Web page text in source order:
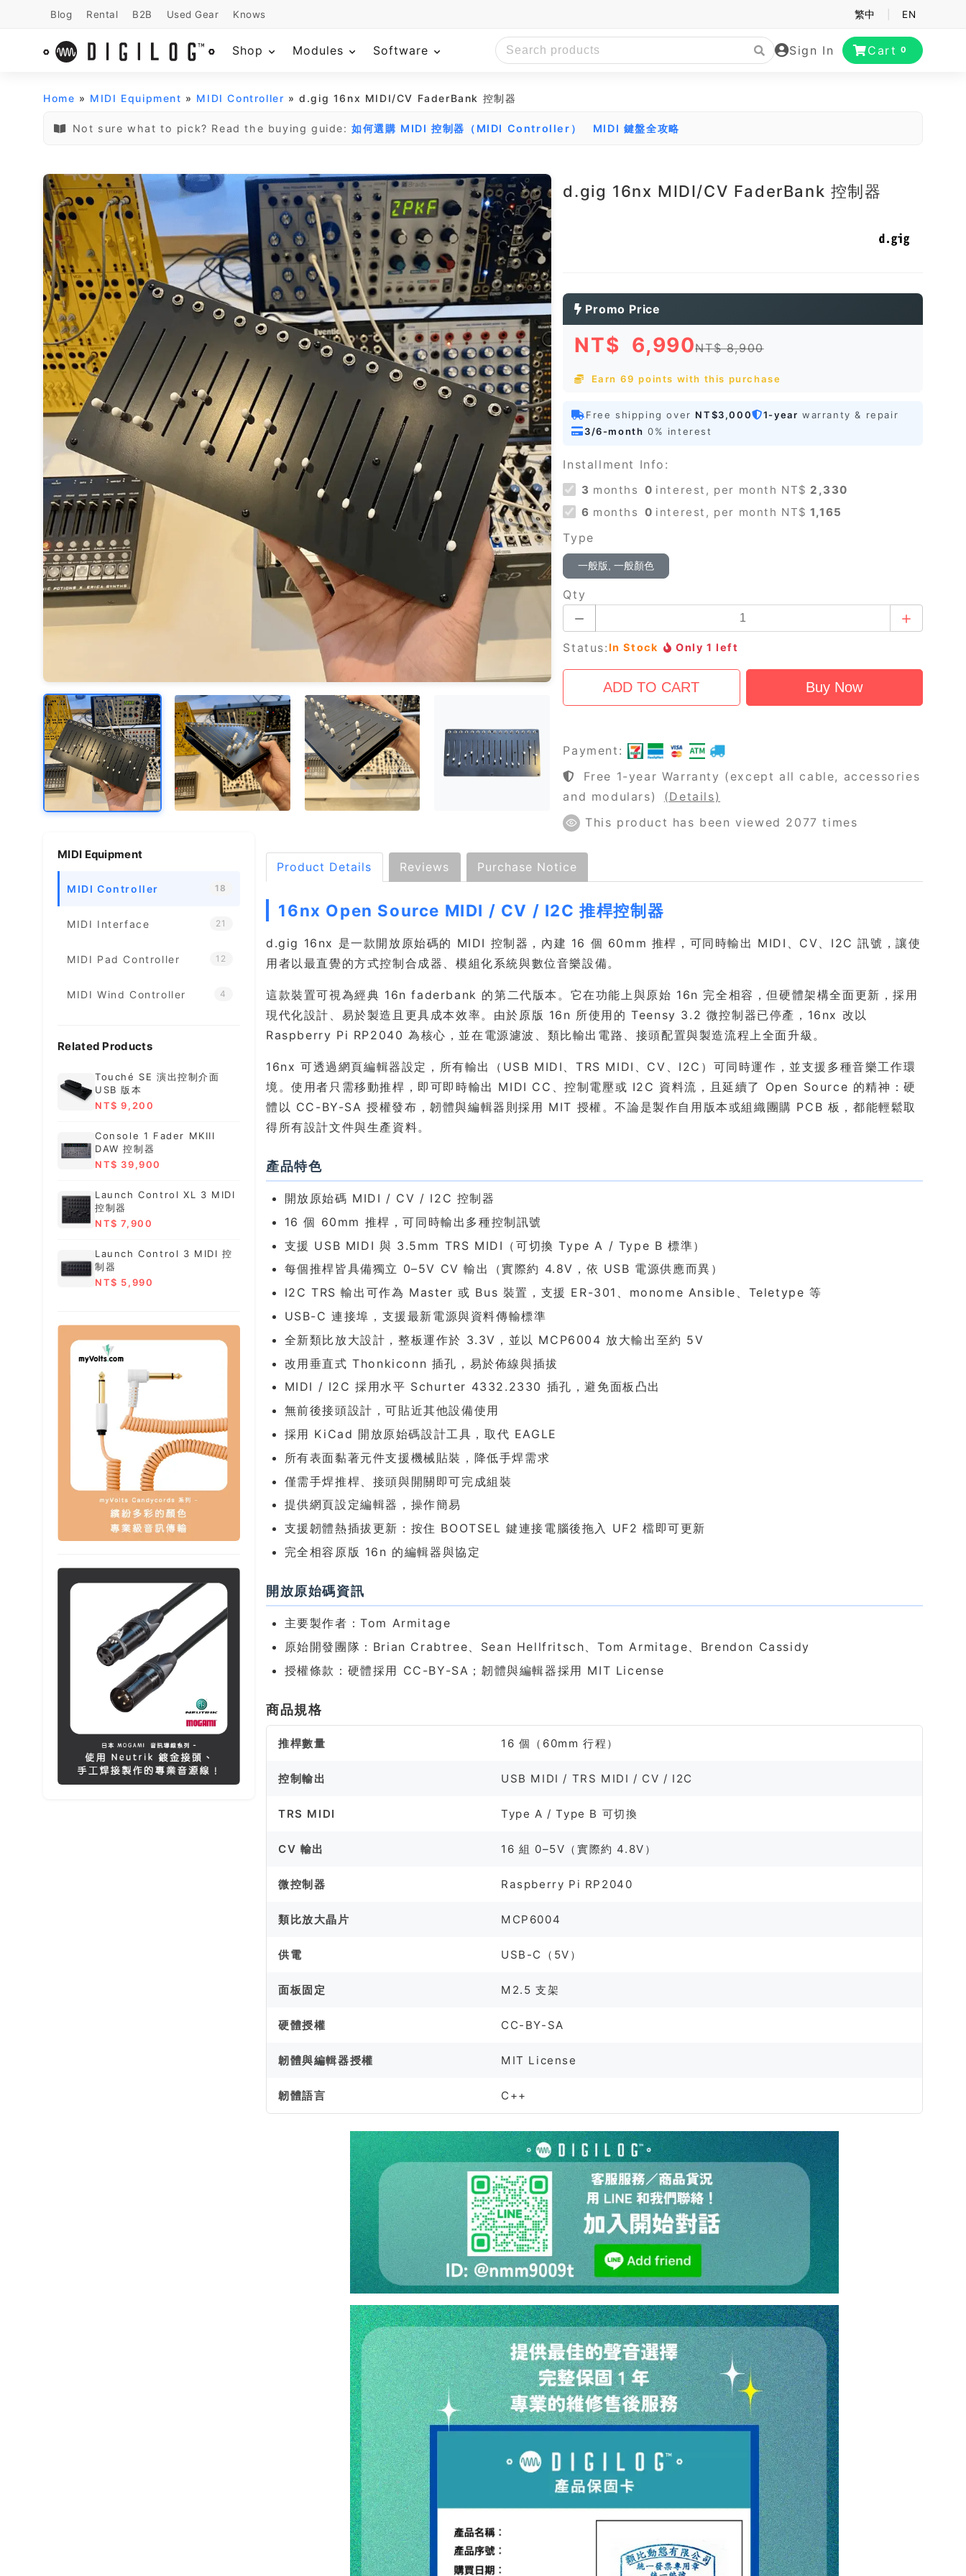
Blog Rental B2B Used Gear Knows 繁中 EN
Shop Modules Software Sign In Cart 0
Home » MIDI Equipment » MIDI Controller » d.gig 16nx MIDI/CV FaderBank 控制器
Not sure what to pick? Read the buying guide: 如何選購 MIDI 控制器（MIDI Controller） MIDI 鍵盤全攻略
d.gig 16nx MIDI/CV FaderBank 控制器
Promo Price
NT$ 6,990NT$ 8,900
Earn 69 points with this purchase
Free shipping over NT$3,000 1-year warranty & repair
3/6-month 0% interest
Installment Info:
3 months 0 interest, per month NT$ 2,330
6 months 0 interest, per month NT$ 1,165
Type
一般版, 一般顏色
Qty
Status: In Stock Only 1 left
Payment:
Free 1-year Warranty (except all cable, accessories
and modulars)
(Details)
This product has been viewed 2077 times
MIDI Equipment
MIDI Controller 18
MIDI Interface 21
MIDI Pad Controller 12
MIDI Wind Controller 4
Related Products
Touché SE 演出控制介面
USB 版本
NT$ 9,200
Console 1 Fader MKIII
DAW 控制器
NT$ 39,900
Launch Control XL 3 MIDI
控制器
NT$ 7,900
Launch Control 3 MIDI 控
制器
NT$ 5,990
Product Details Reviews Purchase Notice
16nx Open Source MIDI / CV / I2C 推桿控制器
d.gig 16nx 是一款開放原始碼的 MIDI 控制器，內建 16 個 60mm 推桿，可同時輸出 MIDI、CV、I2C 訊號，讓使
用者以最直覺的方式控制合成器、模組化系統與數位音樂設備。
這款裝置可視為經典 16n faderbank 的第二代版本。它在功能上與原始 16n 完全相容，但硬體架構全面更新，採用
現代化設計、易於製造且更具成本效率。由於原版 16n 所使用的 Teensy 3.2 微控制器已停產，16nx 改以
Raspberry Pi RP2040 為核心，並在電源濾波、類比輸出電路、接頭配置與製造流程上全面升級。
16nx 可透過網頁編輯器設定，所有輸出（USB MIDI、TRS MIDI、CV、I2C）可同時運作，並支援多種音樂工作環
境。使用者只需移動推桿，即可即時輸出 MIDI CC、控制電壓或 I2C 資料流，且延續了 Open Source 的精神：硬
體以 CC-BY-SA 授權發布，韌體與編輯器則採用 MIT 授權。不論是製作自用版本或組織團購 PCB 板，都能輕鬆取
得所有設計文件與生產資料。
產品特色
開放原始碼 MIDI / CV / I2C 控制器
16 個 60mm 推桿，可同時輸出多種控制訊號
支援 USB MIDI 與 3.5mm TRS MIDI（可切換 Type A / Type B 標準）
每個推桿皆具備獨立 0–5V CV 輸出（實際約 4.8V，依 USB 電源供應而異）
I2C TRS 輸出可作為 Master 或 Bus 裝置，支援 ER-301、monome Ansible、Teletype 等
USB-C 連接埠，支援最新電源與資料傳輸標準
全新類比放大設計，整板運作於 3.3V，並以 MCP6004 放大輸出至約 5V
改用垂直式 Thonkiconn 插孔，易於佈線與插拔
MIDI / I2C 採用水平 Schurter 4332.2330 插孔，避免面板凸出
無前後接頭設計，可貼近其他設備使用
採用 KiCad 開放原始碼設計工具，取代 EAGLE
所有表面黏著元件支援機械貼裝，降低手焊需求
僅需手焊推桿、接頭與開關即可完成組裝
提供網頁設定編輯器，操作簡易
支援韌體熱插拔更新：按住 BOOTSEL 鍵連接電腦後拖入 UF2 檔即可更新
完全相容原版 16n 的編輯器與協定
開放原始碼資訊
主要製作者：Tom Armitage
原始開發團隊：Brian Crabtree、Sean Hellfritsch、Tom Armitage、Brendon Cassidy
授權條款：硬體採用 CC-BY-SA；韌體與編輯器採用 MIT License
商品規格
推桿數量 16 個（60mm 行程）
控制輸出 USB MIDI / TRS MIDI / CV / I2C
TRS MIDI Type A / Type B 可切換
CV 輸出 16 組 0–5V（實際約 4.8V）
微控制器 Raspberry Pi RP2040
類比放大晶片 MCP6004
供電 USB-C（5V）
面板固定 M2.5 支架
硬體授權 CC-BY-SA
韌體與編輯器授權 MIT License
韌體語言 C++